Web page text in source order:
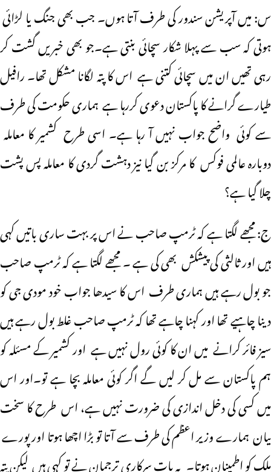
س: میں آپریشن سندور کی طرف آتا ہوں۔ جب بھی جنگ یا لڑائی
ہوتی کہ سب سے پہلا شکار سچائی بنتی ہے۔جو بھی خبریں گشت کر
رہی تھیں ان میں سچائی کتنی ہے اس کا پتہ لگانا مشکل تھا۔ رافیل
طیارے گرانے کا پاکستان دعوی کررہا ہے ہماری حکومت کی طرف
سے کوئی واضح جواب نہیں آ رہا ہے۔ اسی طرح کشمیر کا معاملہ
دوبارہ عالمی فوکس کا مرکز بن گیا نیز دہشت گردی کا معاملہ پس پشت
چلا گیا ہے؟
ج: مجھے لگتا ہے کہ ٹرمپ صاحب نے اس پر بہت ساری باتیں کہی
ہیں اور ثالثی کی پیشکش بھی کی ہے ۔ مجھے لگتا ہے کہ ٹرمپ صاحب
جو بول رہے ہیں ہماری طرف اس کا سیدھا جواب خود مودی جی کو
دینا چاہیے تھا اور کہنا چاہے تھا کہ ٹرمپ صاحب غلط بول رہے ہیں
سیز فائر کرانے میں ان کا کوئی رول نہیں ہے اور کشمیر کے مسئلہ کو
ہم پاکستان سے مل کر لیں گے اگر کوئی معاملہ بچا ہے تو۔اور اس
میں کسی کی دخل اندازی کی ضرورت نہیں ہے، اس طرح کا سخت
بیان ہمارے وزیر اعظم کی طرف سے آتا تو بڑا اچھا ہوتا اور پورے
ملک کو اطمینان ہوتا۔ یہ بات سرکاری ترجمان نے تو کہی ہیں لیکن پتہ